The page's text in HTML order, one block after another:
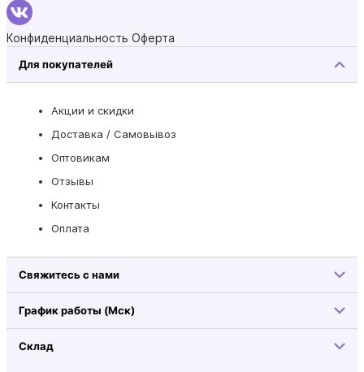
Конфиденциальность Оферта
Для покупателей
Акции и скидки
Доставка / Самовывоз
Оптовикам
Отзывы
Контакты
Оплата
Свяжитесь с нами
График работы (Мск)
Склад